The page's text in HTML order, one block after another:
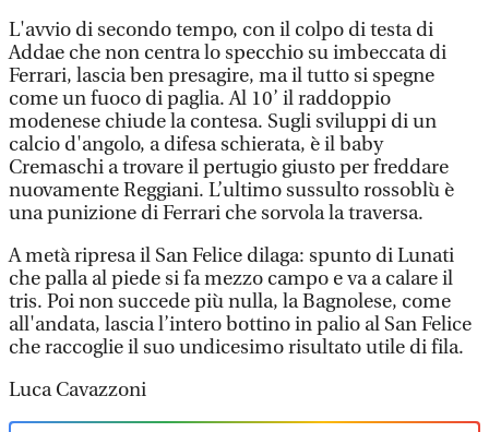
L'avvio di secondo tempo, con il colpo di testa di
Addae che non centra lo specchio su imbeccata di
Ferrari, lascia ben presagire, ma il tutto si spegne
come un fuoco di paglia. Al 10’ il raddoppio
modenese chiude la contesa. Sugli sviluppi di un
calcio d'angolo, a difesa schierata, è il baby
Cremaschi a trovare il pertugio giusto per freddare
nuovamente Reggiani. L’ultimo sussulto rossoblù è
una punizione di Ferrari che sorvola la traversa.
A metà ripresa il San Felice dilaga: spunto di Lunati
che palla al piede si fa mezzo campo e va a calare il
tris. Poi non succede più nulla, la Bagnolese, come
all'andata, lascia l’intero bottino in palio al San Felice
che raccoglie il suo undicesimo risultato utile di fila.
Luca Cavazzoni